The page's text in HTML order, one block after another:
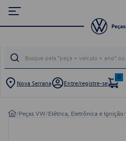
Nova Serrana Entre/registre-se
0
/Peças VW/Elétrica, Eletrônica e Ignição/